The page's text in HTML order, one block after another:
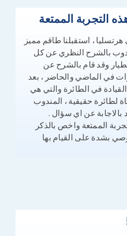
التجربة الممتعة
، استقبلنا طاقم مميز
بالشرح النظري عن كل
وقد قام بالشرح عن
في الماضي والحاضر ، بعد
في الطائرة والتي هي
لطائرة حقيقية ، المندوب
بالاجابة عن اي سؤال .
الممتعة واخص بالذكر
بشدة على القيام بها